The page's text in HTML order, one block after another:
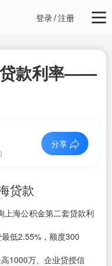
登录/注册
贷款利率——
分享
贷款
上海公积金第二套贷款利
低2.55%，额度300
1000万、企业贷授信